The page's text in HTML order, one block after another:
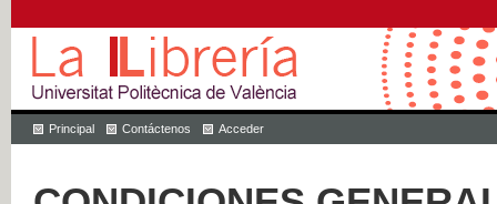
Principal Contáctenos Acceder